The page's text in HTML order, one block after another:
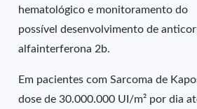
hematológico e monitoramento do
possível desenvolvimento de
alfainterferona 2b.
Em pacientes com Sarcoma de
dose de 30.000.000 UI/m² por dia